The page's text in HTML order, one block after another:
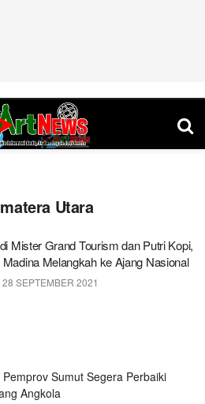
Utara
Mister Grand Tourism dan Putri Kopi,
Madina Melangkah ke Ajang Nasional
SEPTEMBER 2021
Sumut Segera Perbaiki
Angkola